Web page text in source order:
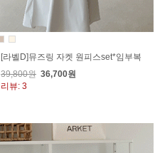
[라벨D]뮤즈링 자켓 원피스set*임부복
39,800원 36,700원
리뷰: 3